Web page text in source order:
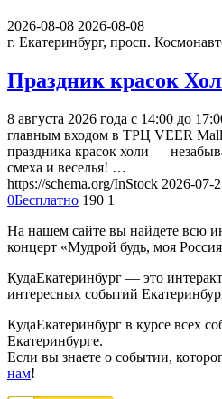
2026-08-08 2026-08-08
г. Екатеринбург, просп.
Праздник красок
8 августа 2026 года с 14:00 до
главным входом в ТРЦ VEER Mall
праздника красок холи —
смеха и веселья! …
https://schema.org/InStock 2026-07-
0Бесплатно 190 1
На нашем сайте вы найдете всю
концерт «Мудрой будь, моя
КудаЕкатеринбург — это
интересных событий
КудаЕкатеринбург в курсе всех
Екатеринбурге.
Если вы знаете о событии,
нам!